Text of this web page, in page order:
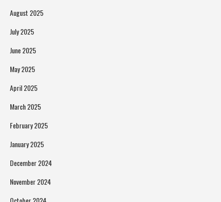
August 2025
July 2025
June 2025
May 2025
April 2025
March 2025
February 2025
January 2025
December 2024
November 2024